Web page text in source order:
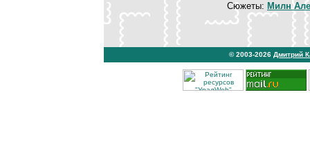
Сюжеты: Милн
© 2003-2026 Дмитрий